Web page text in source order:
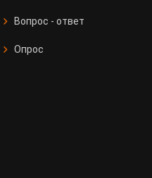
Вопрос - ответ
Опрос